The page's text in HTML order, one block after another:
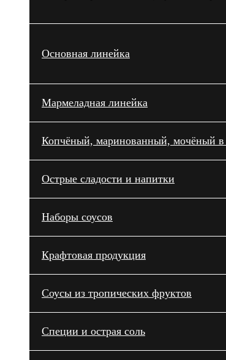
Основная линейка
Мармеладная линейка
Копчёный, маринованный, мочёный в
Острые сладости и напитки
Наборы соусов
Крафтовая продукция
Cоусы из тропических фруктов
Специи и острая соль